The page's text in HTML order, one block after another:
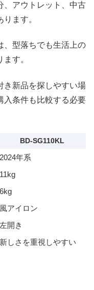
、アウトレット、中古
ます。
、型落ちでも生活上の
す。
き新品を探しやすい場
入条件も比較する必要
BD-SG110KL
2024年系
11kg
6kg
風アイロン
左開き
新しさを重視しやすい